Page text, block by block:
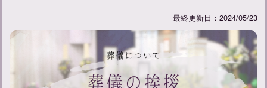
最終更新日：2024/05/23